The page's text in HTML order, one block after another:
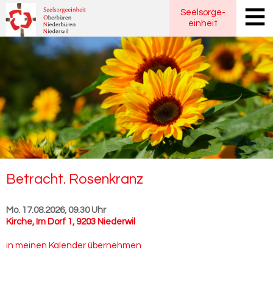
Seelsorge-
einheit
Be­tracht. Ro­sen­kranz
Mo. 17.08.2026, 09.30 Uhr
Kirche, Im Dorf 1, 9203 Niederwil
in meinen Kalender übernehmen